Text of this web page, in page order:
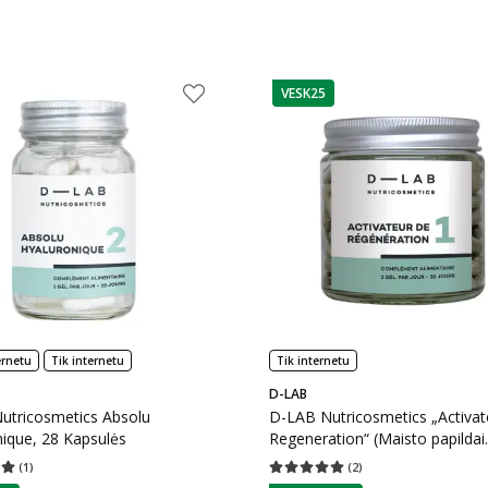
Tik internetu
Absolu
28 Kapsulės
(1) 5.00
patarimas
VESK25
Tik internetu
D-LAB
D-LAB Nutricosmetics
Regeneration“ (Maisto papildai
medžiagų apykaitai), 56
(2)
Vidutinis įvertinimas 5.00